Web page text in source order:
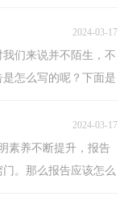
2024-03-17
们来说并不陌生，不
怎么写的呢？下面是
2024-03-17
素养不断提升，报告
。那么报告应该怎么